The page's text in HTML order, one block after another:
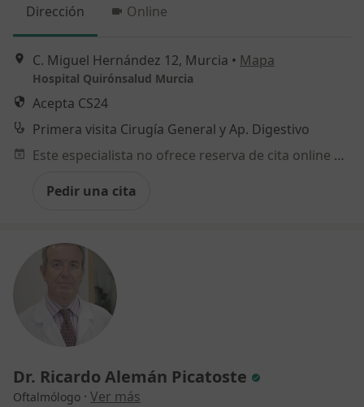
Dirección Online
C. Miguel Hernández 12, Murcia • Mapa
Hospital Quirónsalud Murcia
Acepta CS24
Primera visita Cirugía General y Ap. Digestivo
Este especialista no ofrece reserva de cita online en esta dirección.
Pedir una cita
Dr. Ricardo Alemán Picatoste
Oftalmólogo · Ver más